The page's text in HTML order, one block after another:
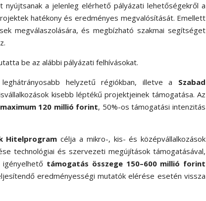
a jelenleg elérhető pályázati lehetőségekről a
hatékony és eredményes megvalósítását. Emellett
megválaszolására, és megbízható szakmai segítséget
be az alábbi pályázati felhívásokat.
helyzetű régiókban, illetve a Szabad
kisebb léptékű projektjeinek támogatása. Az
120 millió forint, 50%-os támogatási intenzitás
Hitelprogram célja a mikro-, kis- és középvállalkozások
technológiai és szervezeti megújítások támogatásával,
támogatás összege 150–600 millió forint
eredményességi mutatók elérése esetén vissza